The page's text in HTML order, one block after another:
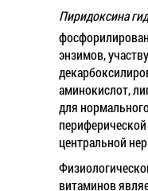
Пиридоксина
энзимов,
аминокислот,
для
центральной
витаминов